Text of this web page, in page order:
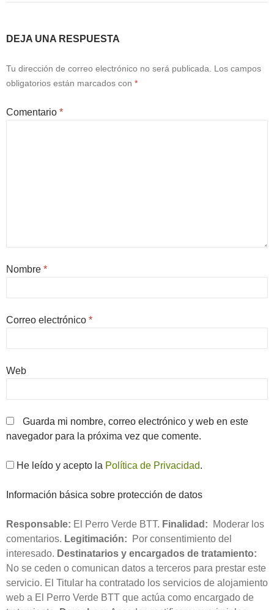
DEJA UNA RESPUESTA
Tu dirección de correo electrónico no será publicada.
Los campos
obligatorios están marcados con *
Comentario *
Nombre *
Correo electrónico *
Web
Guarda mi nombre, correo electrónico y web en este
navegador para la próxima vez que comente.
He leído y acepto la Política de Privacidad.
Información básica sobre protección de datos
Responsable: El Perro Verde BTT. Finalidad: Moderar los
comentarios. Legitimación: Por consentimiento del
interesado. Destinatarios y encargados de tratamiento:
No se ceden o comunican datos a terceros para prestar este
servicio. El Titular ha contratado los servicios de alojamiento
web a El Perro Verde BTT que actúa como encargado de